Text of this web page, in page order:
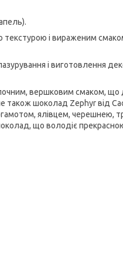
текстурою і вираженим
і виготовлення
вершковим смаком, що
також шоколад Zephyr від
ялівцем, черешнею,
що володіє